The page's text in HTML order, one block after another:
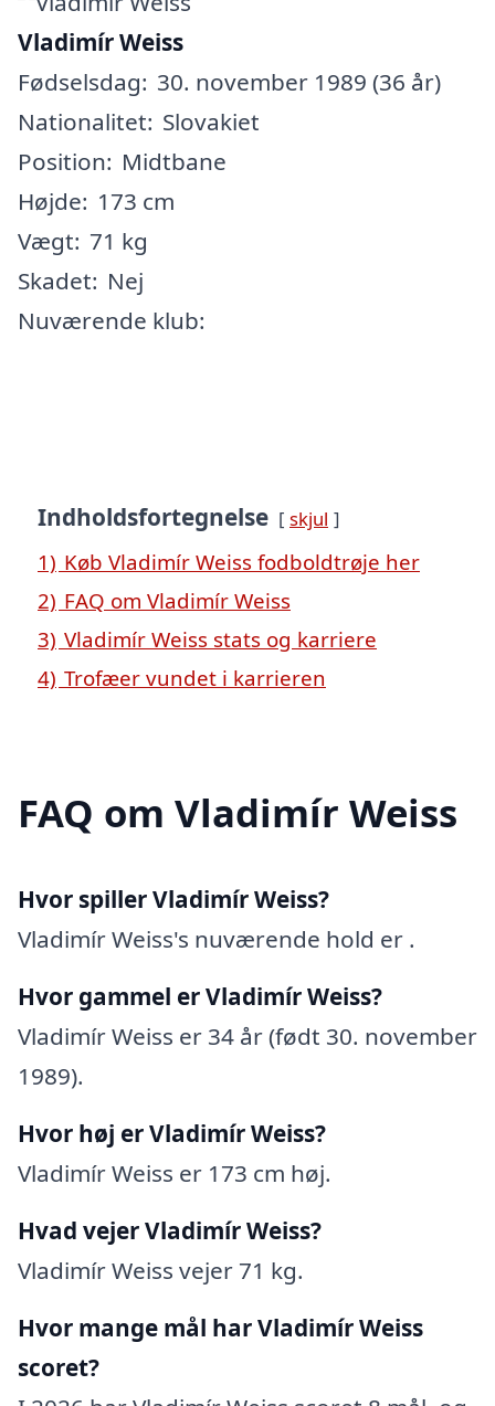
Vladimír Weiss
Fødselsdag: 30. november 1989 (36 år)
Nationalitet: Slovakiet
Position: Midtbane
Højde: 173 cm
Vægt: 71 kg
Skadet: Nej
Nuværende klub:
Indholdsfortegnelse skjul
1) Køb Vladimír Weiss fodboldtrøje her
2) FAQ om Vladimír Weiss
3) Vladimír Weiss stats og karriere
4) Trofæer vundet i karrieren
FAQ om Vladimír Weiss
Hvor spiller Vladimír Weiss?
Vladimír Weiss's nuværende hold er .
Hvor gammel er Vladimír Weiss?
Vladimír Weiss er 34 år (født 30. november
1989).
Hvor høj er Vladimír Weiss?
Vladimír Weiss er 173 cm høj.
Hvad vejer Vladimír Weiss?
Vladimír Weiss vejer 71 kg.
Hvor mange mål har Vladimír Weiss
scoret?